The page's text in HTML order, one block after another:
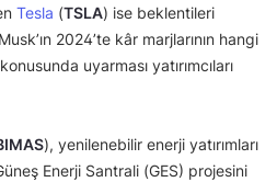
Tesla (TSLA) ise beklentileri
2024’te kâr marjlarının hangi
uyarması yatırımcıları
), yenilenebilir enerji yatırımları
Enerji Santrali (GES) projesini